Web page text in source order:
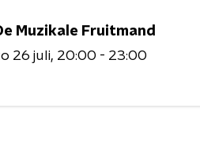
Muzikale Fruitmand
26 juli 20:00 - 23:00